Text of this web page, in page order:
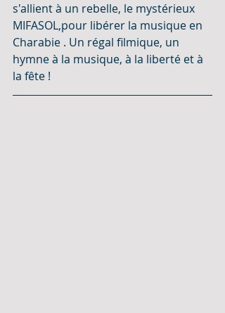
s'allient à un rebelle, le mystérieux
MIFASOL,pour libérer la musique en
Charabie . Un régal filmique, un
hymne à la musique, à la liberté et à
la fête !